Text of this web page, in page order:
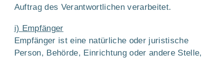
Auftrag des Verantwortlichen verarbeitet.
i) Empfänger
Empfänger ist eine natürliche oder juristische
Person, Behörde, Einrichtung oder andere Stelle,